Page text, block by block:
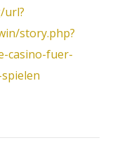
url?
story.php?
casino-fuer-